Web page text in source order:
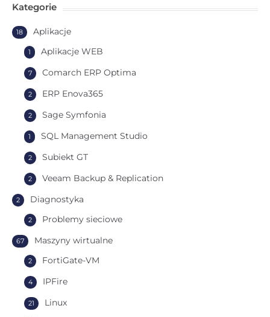
Kategorie
Aplikacje
18
Aplikacje WEB
1
Comarch ERP Optima
7
ERP Enova365
2
Sage Symfonia
2
SQL Management Studio
1
Subiekt GT
2
Veeam Backup & Replication
2
Diagnostyka
2
Problemy sieciowe
2
Maszyny wirtualne
67
FortiGate-VM
2
IPFire
4
Linux
21